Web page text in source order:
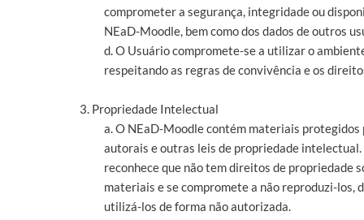
comprometer a segurança, integridade ou
NEaD-Moodle, bem como dos dados de outros
d. O Usuário compromete-se a utilizar o
respeitando as regras de convivência e os
3. Propriedade Intelectual
a. O NEaD-Moodle contém materiais
autorais e outras leis de propriedade
reconhece que não tem direitos de propriedade
materiais e se compromete a não reproduzi-los,
utilizá-los de forma não autorizada.